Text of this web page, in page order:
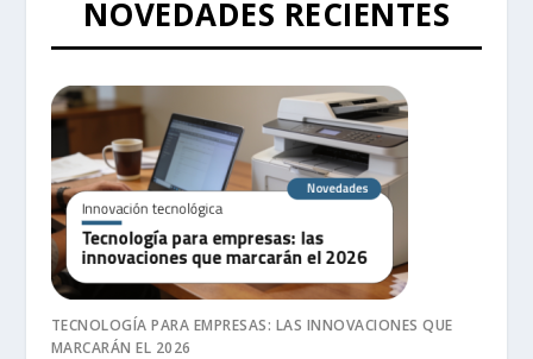
NOVEDADES RECIENTES
TECNOLOGÍA PARA EMPRESAS: LAS INNOVACIONES QUE
MARCARÁN EL 2026